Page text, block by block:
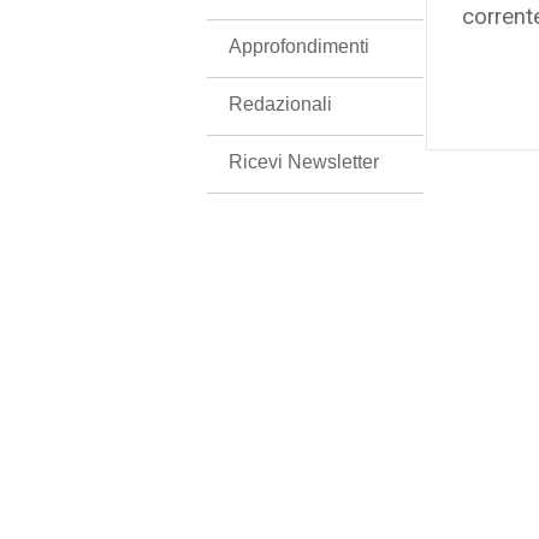
Approfondimenti
Redazionali
Ricevi Newsletter